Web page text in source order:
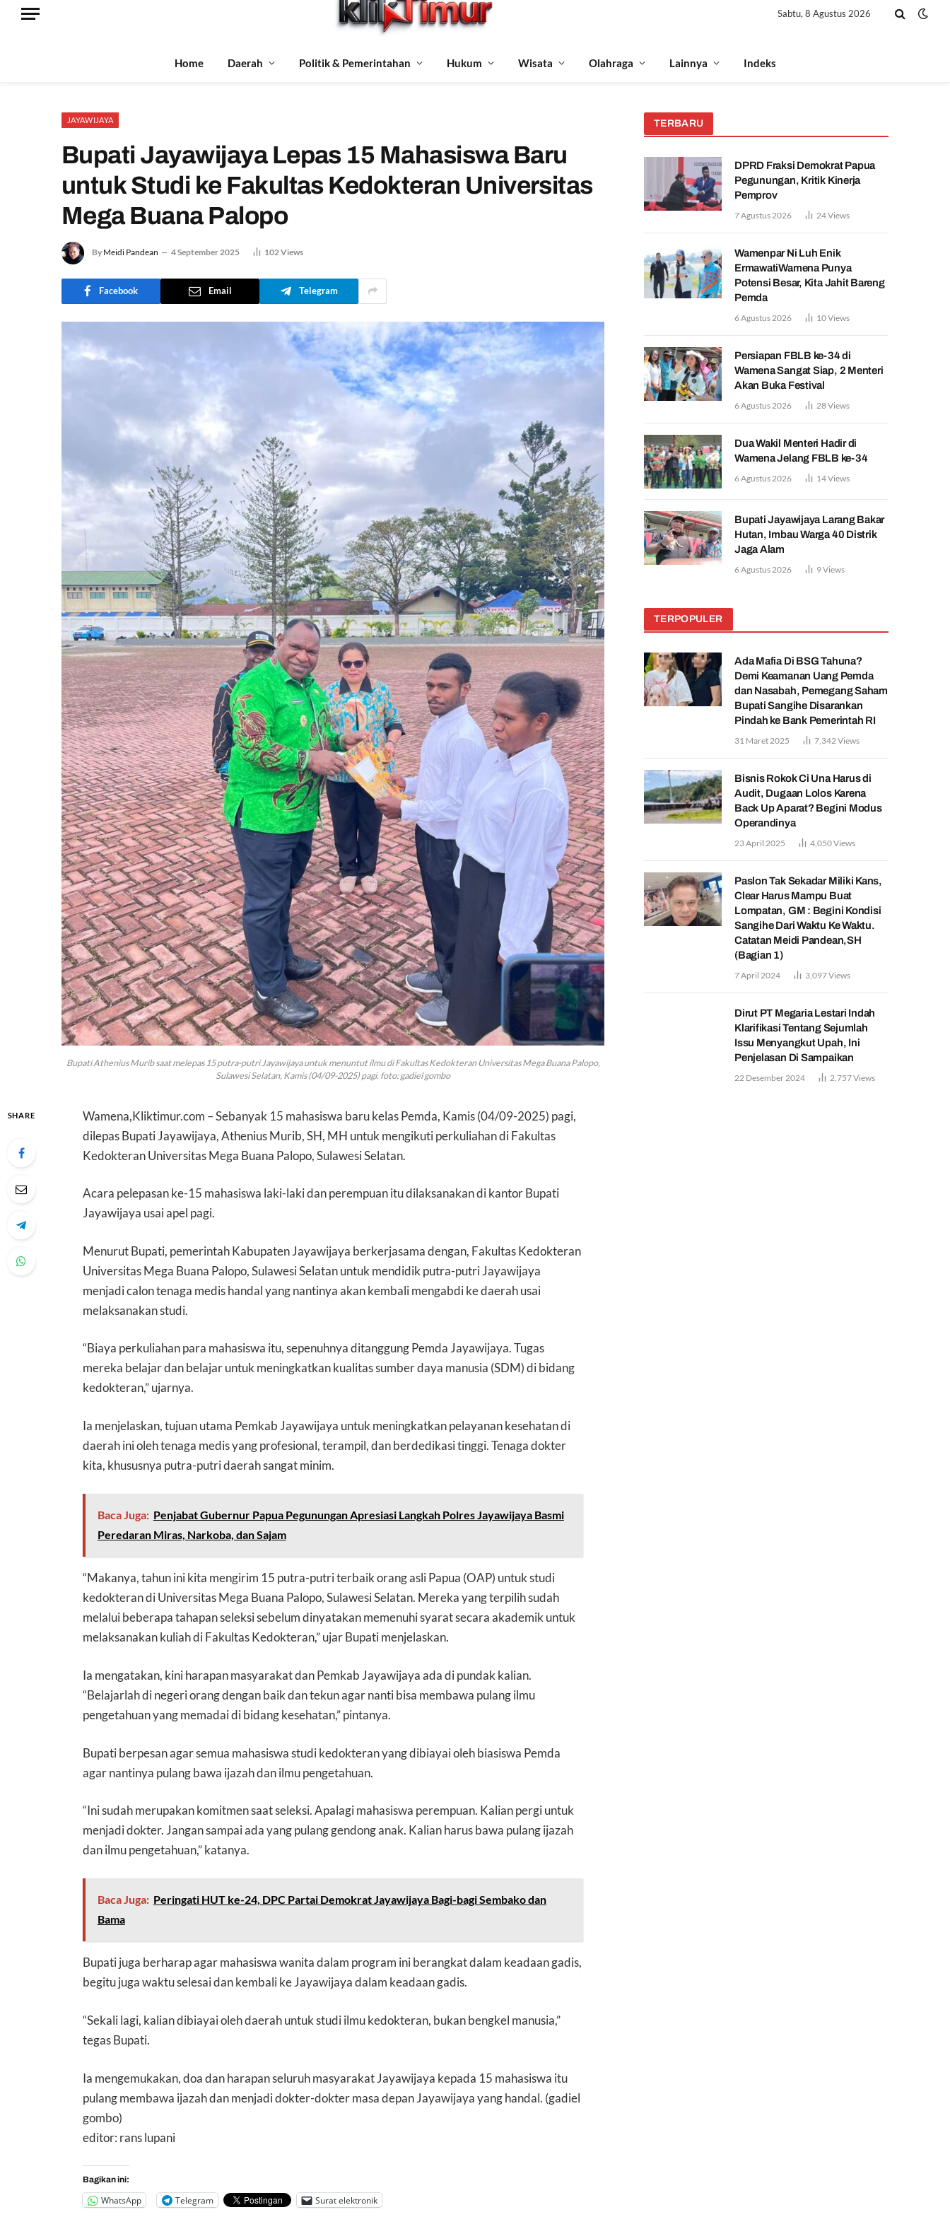
Sabtu, 8 Agustus 2026
Home Daerah Politik & Pemerintahan Hukum Wisata Olahraga Lainnya Indeks
JAYAWIJAYA
Bupati Jayawijaya Lepas 15 Mahasiswa Baru
untuk Studi ke Fakultas Kedokteran Universitas
Mega Buana Palopo
By Meidi Pandean 4 September 2025 102Views
Facebook Email Telegram
Bupati Athenius Murib saat melepas 15 putra-putri Jayawijaya untuk menuntut ilmu di Fakultas Kedokteran Universitas Mega Buana Palopo,
Sulawesi Selatan, Kamis (04/09-2025) pagi. foto: gadiel gombo
SHARE
Wamena,Kliktimur.com – Sebanyak 15 mahasiswa baru kelas Pemda, Kamis (04/09-2025) pagi,
dilepas Bupati Jayawijaya, Athenius Murib, SH, MH untuk mengikuti perkuliahan di Fakultas
Kedokteran Universitas Mega Buana Palopo, Sulawesi Selatan.
Acara pelepasan ke-15 mahasiswa laki-laki dan perempuan itu dilaksanakan di kantor Bupati
Jayawijaya usai apel pagi.
Menurut Bupati, pemerintah Kabupaten Jayawijaya berkerjasama dengan, Fakultas Kedokteran
Universitas Mega Buana Palopo, Sulawesi Selatan untuk mendidik putra-putri Jayawijaya
menjadi calon tenaga medis handal yang nantinya akan kembali mengabdi ke daerah usai
melaksanakan studi.
“Biaya perkuliahan para mahasiswa itu, sepenuhnya ditanggung Pemda Jayawijaya. Tugas
mereka belajar dan belajar untuk meningkatkan kualitas sumber daya manusia (SDM) di bidang
kedokteran,” ujarnya.
Ia menjelaskan, tujuan utama Pemkab Jayawijaya untuk meningkatkan pelayanan kesehatan di
daerah ini oleh tenaga medis yang profesional, terampil, dan berdedikasi tinggi. Tenaga dokter
kita, khususnya putra-putri daerah sangat minim.
Baca Juga: Penjabat Gubernur Papua Pegunungan Apresiasi Langkah Polres Jayawijaya Basmi
Peredaran Miras, Narkoba, dan Sajam
“Makanya, tahun ini kita mengirim 15 putra-putri terbaik orang asli Papua (OAP) untuk studi
kedokteran di Universitas Mega Buana Palopo, Sulawesi Selatan. Mereka yang terpilih sudah
melalui beberapa tahapan seleksi sebelum dinyatakan memenuhi syarat secara akademik untuk
melaksanakan kuliah di Fakultas Kedokteran,” ujar Bupati menjelaskan.
Ia mengatakan, kini harapan masyarakat dan Pemkab Jayawijaya ada di pundak kalian.
“Belajarlah di negeri orang dengan baik dan tekun agar nanti bisa membawa pulang ilmu
pengetahuan yang memadai di bidang kesehatan,” pintanya.
Bupati berpesan agar semua mahasiswa studi kedokteran yang dibiayai oleh biasiswa Pemda
agar nantinya pulang bawa ijazah dan ilmu pengetahuan.
“Ini sudah merupakan komitmen saat seleksi. Apalagi mahasiswa perempuan. Kalian pergi untuk
menjadi dokter. Jangan sampai ada yang pulang gendong anak. Kalian harus bawa pulang ijazah
dan ilmu pengetahuan,” katanya.
Baca Juga: Peringati HUT ke-24, DPC Partai Demokrat Jayawijaya Bagi-bagi Sembako dan
Bama
Bupati juga berharap agar mahasiswa wanita dalam program ini berangkat dalam keadaan gadis,
begitu juga waktu selesai dan kembali ke Jayawijaya dalam keadaan gadis.
“Sekali lagi, kalian dibiayai oleh daerah untuk studi ilmu kedokteran, bukan bengkel manusia,”
tegas Bupati.
Ia mengemukakan, doa dan harapan seluruh masyarakat Jayawijaya kepada 15 mahasiswa itu
pulang membawa ijazah dan menjadi dokter-dokter masa depan Jayawijaya yang handal. (gadiel
gombo)
editor: rans lupani
Bagikan ini:
WhatsApp Telegram Surat elektronik
TERBARU
DPRD Fraksi Demokrat Papua
Pegunungan, Kritik Kinerja
Pemprov
7 Agustus 2026 24Views
Wamenpar Ni Luh Enik
ErmawatiWamena Punya
Potensi Besar, Kita Jahit Bareng
Pemda
6 Agustus 2026 10Views
Persiapan FBLB ke-34 di
Wamena Sangat Siap, 2 Menteri
Akan Buka Festival
6 Agustus 2026 28Views
Dua Wakil Menteri Hadir di
Wamena Jelang FBLB ke-34
6 Agustus 2026 14Views
Bupati Jayawijaya Larang Bakar
Hutan, Imbau Warga 40 Distrik
Jaga Alam
6 Agustus 2026 9Views
TERPOPULER
Ada Mafia Di BSG Tahuna?
Demi Keamanan Uang Pemda
dan Nasabah, Pemegang Saham
Bupati Sangihe Disarankan
Pindah ke Bank Pemerintah RI
31 Maret 2025 7,342 Views
Bisnis Rokok Ci Una Harus di
Audit, Dugaan Lolos Karena
Back Up Aparat? Begini Modus
Operandinya
23 April 2025 4,050Views
Paslon Tak Sekadar Miliki Kans,
Clear Harus Mampu Buat
Lompatan, GM : Begini Kondisi
Sangihe Dari Waktu Ke Waktu.
Catatan Meidi Pandean,SH
(Bagian 1)
7 April 2024 3,097Views
Dirut PT Megaria Lestari Indah
Klarifikasi Tentang Sejumlah
Issu Menyangkut Upah, Ini
Penjelasan Di Sampaikan
22 Desember 2024 2,757Views